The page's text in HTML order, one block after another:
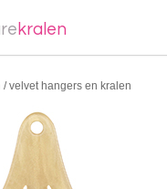
kralen
velvet hangers en kralen